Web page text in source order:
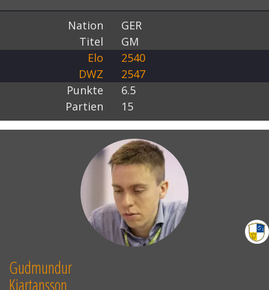
Nation
GER
Titel
GM
Elo
2540
DWZ
2547
Punkte
6.5
Partien
15
Gudmundur
Kjartansson